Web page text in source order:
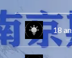
18